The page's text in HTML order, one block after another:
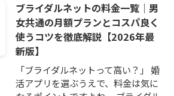
ブライダルネットの料金一覧｜男
女共通の月額プランとコスパ良く
使うコツを徹底解説【2026年最
新版】
「ブライダルネットって高い？」 婚
活アプリを選ぶうえで、料金は気に